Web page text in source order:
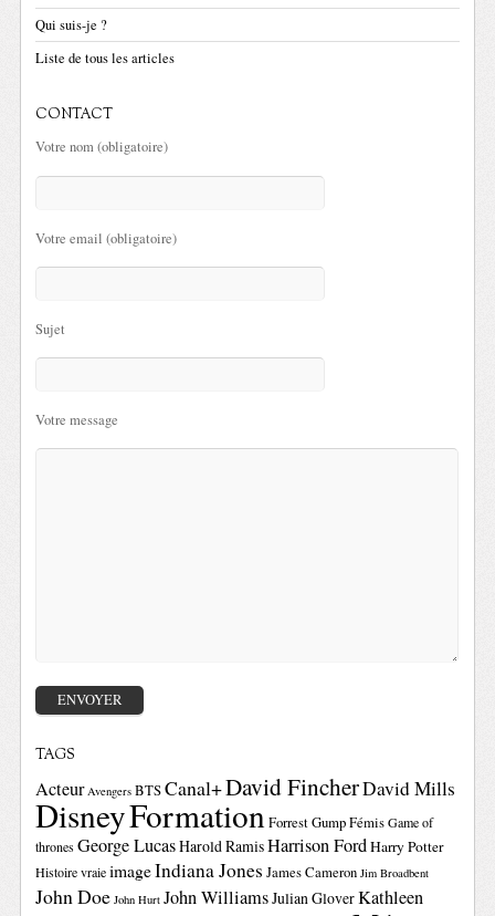
Qui suis-je ?
Liste de tous les articles
CONTACT
Votre nom (obligatoire)
Votre email (obligatoire)
Sujet
Votre message
TAGS
Acteur Avengers BTSCanal+David FincherDavid Mills
DisneyFormationForrest GumpFémis Game of
thrones George LucasHarold RamisHarrison FordHarry Potter
Histoire vraie imageIndiana Jones James Cameron Jim Broadbent
John Doe John Hurt John WilliamsJulian GloverKathleen